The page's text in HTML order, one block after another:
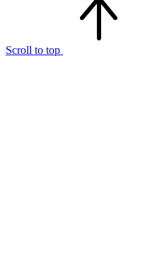
Scroll to top